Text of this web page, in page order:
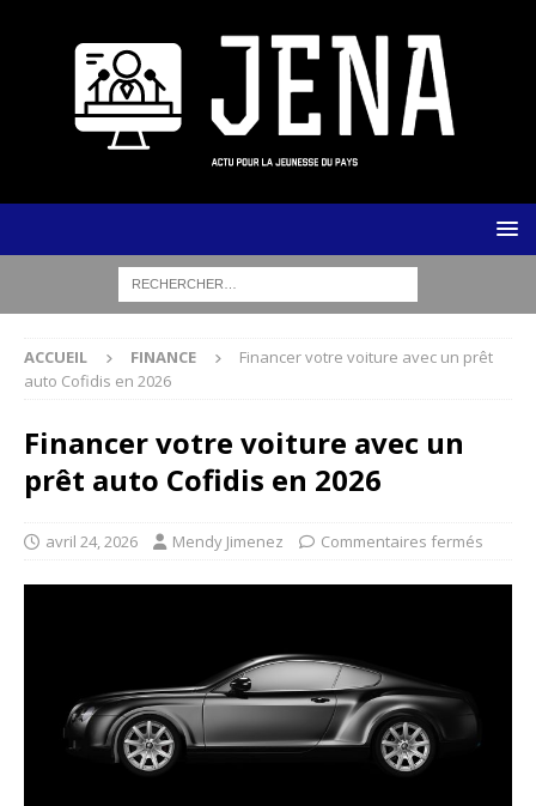
ACCUEIL FINANCE
Financer votre voiture avec un prêt
auto Cofidis en 2026
Financer votre voiture avec un
prêt auto Cofidis en 2026
avril 24, 2026 Mendy Jimenez Commentaires fermés